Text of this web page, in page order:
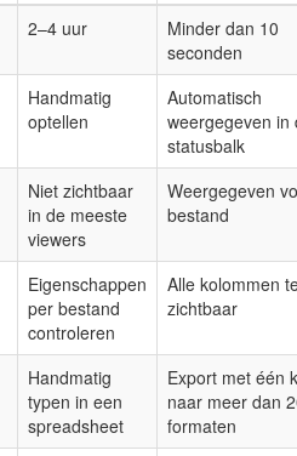
2–4 uur
Minder dan 10
seconden
Handmatig
optellen
Automatisch
weergegeven in
statusbalk
Niet zichtbaar
in de meeste
viewers
Weergegeven
bestand
Eigenschappen
per bestand
controleren
Alle kolommen
zichtbaar
Handmatig
typen in een
spreadsheet
Export met één
naar meer dan
formaten